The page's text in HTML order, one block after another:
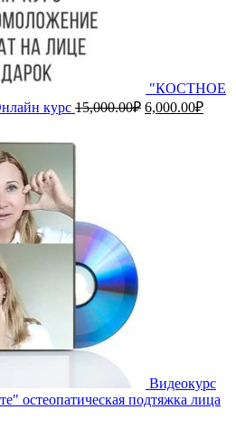
"КОСТНОЕ
курс 15,000.00₽ 6,000.00₽
Видеокурс
остеопатическая подтяжка лица